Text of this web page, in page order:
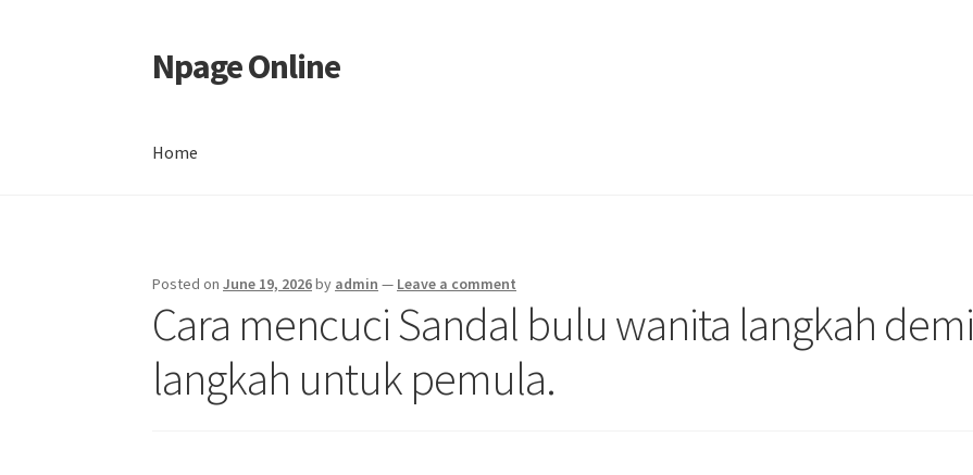
Skip
to
Skip
to
Npage Online
Home
Posted onJune 19, 2026by admin — Leave a comment
Cara mencuci Sandal bulu wanita langkah demi
langkah untuk pemula.